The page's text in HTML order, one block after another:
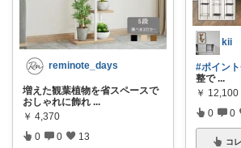
reminote_days
増えた観葉植物を省スペースで
おしゃれに飾れ ...
￥ 4,370
0 0 13
kii
#ポイン
整で ...
￥ 12,100
0 0
コレ